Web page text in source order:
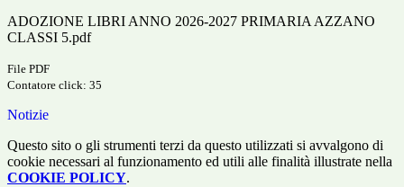
ADOZIONE LIBRI ANNO 2026-2027 PRIMARIA AZZANO
CLASSI 5.pdf
File PDF
Contatore click: 35
Notizie
Questo sito o gli strumenti terzi da questo utilizzati si avvalgono di
cookie necessari al funzionamento ed utili alle finalità illustrate nella
COOKIE POLICY.